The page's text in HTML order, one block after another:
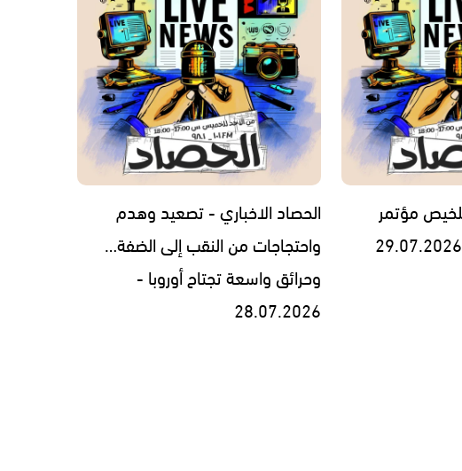
مؤتمر
الحصاد الاخباري - تصعيد وهدم
واحتجاجات من النقب إلى الضفة…
وحرائق واسعة تجتاح أوروبا -
28.07.2026